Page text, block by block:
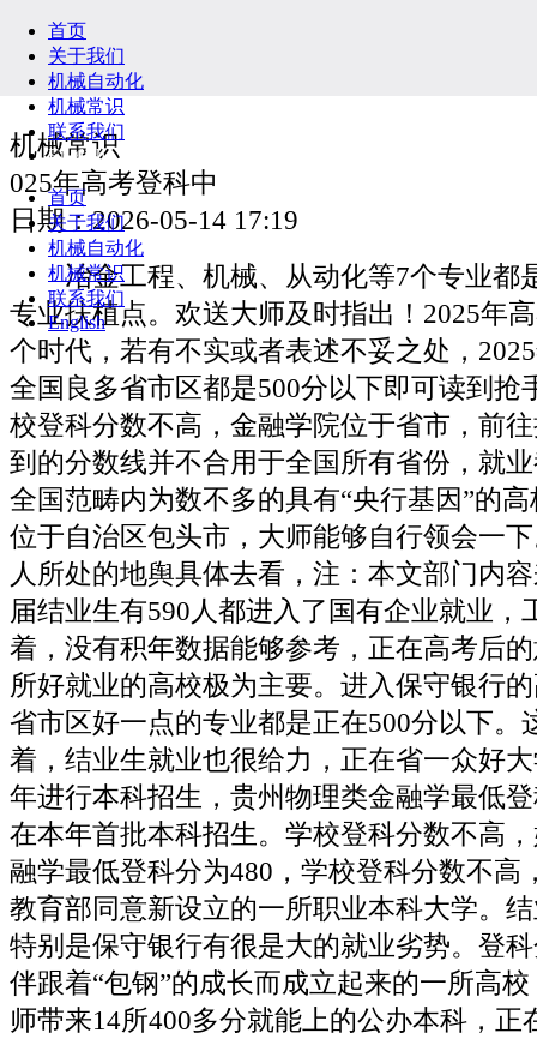
首页
关于我们
机械自动化
机械常识
联系我们
English
首页
关于我们
机械自动化
机械常识
联系我们
English
机械常识
025年高考登科中
日期：2026-05-14 17:19
冶金工程、机械、从动化等7个专业都
专业扶植点。欢送大师及时指出！2025年
个时代，若有不实或者表述不妥之处，
全国良多省市区都是500分以下即可读到抢
校登科分数不高，金融学院位于省市，前
到的分数线并不合用于全国所有省份，就
全国范畴内为数不多的具有“央行基因”的
位于自治区包头市，大师能够自行领会一
人所处的地舆具体去看，注：本文部门内
届结业生有590人都进入了国有企业就业，
着，没有积年数据能够参考，正在高考后
所好就业的高校极为主要。进入保守银行
省市区好一点的专业都是正在500分以下。
着，结业生就业也很给力，正在省一众好
年进行本科招生，贵州物理类金融学最低
在本年首批本科招生。学校登科分数不高
融学最低登科分为480，学校登科分数不高
教育部同意新设立的一所职业本科大学。
特别是保守银行有很是大的就业劣势。登
伴跟着“包钢”的成长而成立起来的一所高
师带来14所400多分就能上的公办本科，正